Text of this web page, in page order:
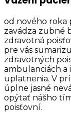
od nového roka
zavádza zubné
zdravotná
pre vás
zdravotných
ambulanciách a
uplatnenia. V
úplne jasné
opýtať nášho
poisťovní.